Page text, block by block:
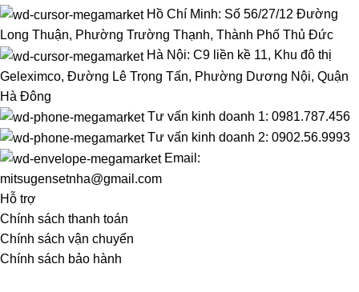
Hồ Chí Minh: Số 56/27/12 Đường
Long Thuận, Phường Trường Thạnh, Thành Phố Thủ Đức
Hà Nội: C9 liền kề 11, Khu đô thị
Geleximco, Đường Lê Trọng Tấn, Phường Dương Nội, Quận
Hà Đông
Tư vấn kinh doanh 1: 0981.787.456
Tư vấn kinh doanh 2: 0902.56.9993
Email:
mitsugensetnha@gmail.com
Hỗ trợ
Chính sách thanh toán
Chính sách vận chuyển
Chính sách bảo hành